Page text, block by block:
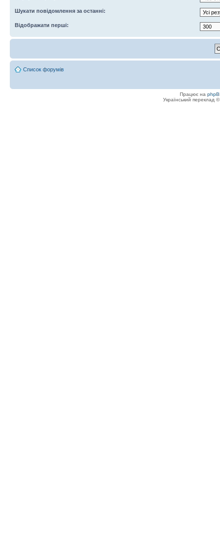
Шукати повідомлення за останні:
Відображати перші:
Список форумів
Працює на
Український переклад